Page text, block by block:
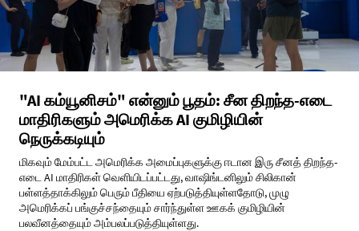
"AI கம்யூனிசம்" என்னும் பூதம்: சீன திறந்த-எடை
மாதிரிகளும் அமெரிக்க AI குமிழியின்
நெருக்கடியும்
மிகவும் மேம்பட்ட அமெரிக்க அமைப்புகளுக்கு ஈடான இரு சீனத் திறந்த-
எடை AI மாதிரிகள் வெளியிடப்பட்டது, வாஷிங்டனிலும் சிலிகான்
பள்ளத்தாக்கிலும் பெரும் பீதியை ஏற்படுத்தியுள்ளதோடு, முழு
அமெரிக்கப் பங்குச்சந்தையும் சார்ந்துள்ள ஊகக் குமிழியின்
பலவீனத்தையும் அம்பலப்படுத்தியுள்ளது.